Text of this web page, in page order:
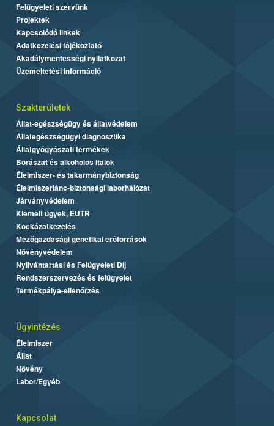
Felügyeleti szervünk
Projektek
Kapcsolódó linkek
Adatkezelési tájékoztató
Akadálymentességi nyilatkozat
Üzemeltetési információ
Szakterületek
Állat-egészségügy és állatvédelem
Állategészségügyi diagnosztika
Állatgyógyászati termékek
Borászat és alkoholos italok
Élelmiszer- és takarmánybiztonság
Élelmiszerlánc-biztonsági laborhálózat
Járványvédelem
Kiemelt ügyek, EUTR
Kockázatkezelés
Mezőgazdasági genetikai erőforrások
Növényvédelem
Nyilvántartási és Felügyeleti Díj
Rendszerszervezés és felügyelet
Termékpálya-ellenőrzés
Ügyintézés
Élelmiszer
Állat
Növény
Labor/Egyéb
Kapcsolat